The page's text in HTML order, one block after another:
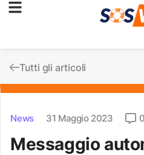
Tutti gli articoli
News 31 Maggio 2023 0
Messaggio